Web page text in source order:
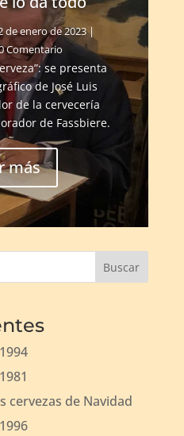
de enero de 2023|
Comentario
se presenta
de José Luis
de la cervecería
de Fassbiere.
más
Buscar
cervezas de Navidad